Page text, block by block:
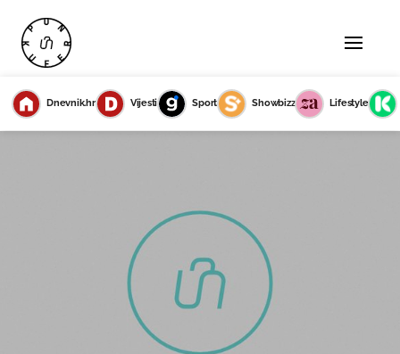
Dnevnik.hr Vijesti Sport Showbizz Lifestyle